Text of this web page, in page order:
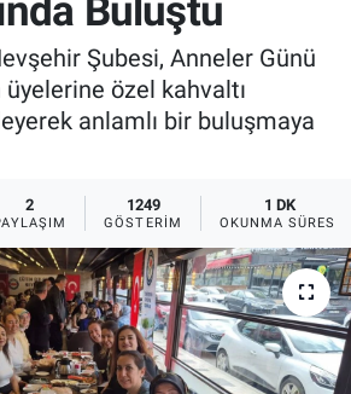
Buluştu
Şubesi, Anneler Günü
üyelerine özel kahvaltı
anlamlı bir buluşmaya
2 1249
GÖSTERIM
1 DK
OKUNMA SÜRESI
Mesaj
Mesaj